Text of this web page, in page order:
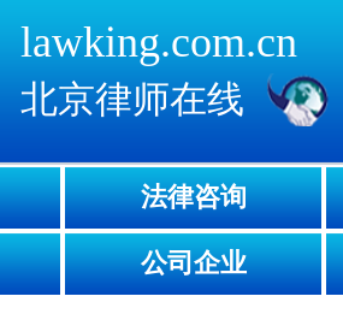
lawking.com.cn
北京律师在线
法律咨询
公司企业